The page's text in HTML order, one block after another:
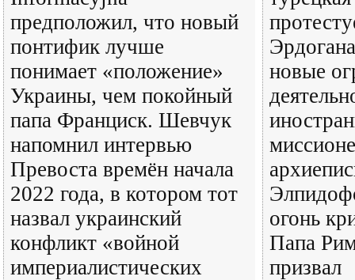
предположил, что новый
понтифик лучше
понимает «положение»
Украины, чем покойный
папа Франциск. Шевчук
напомнил интервью
Превоста времён начала
2022 года, в котором тот
назвал украинский
конфликт «войной
империалистических
новые
огонь
Папа
призвал